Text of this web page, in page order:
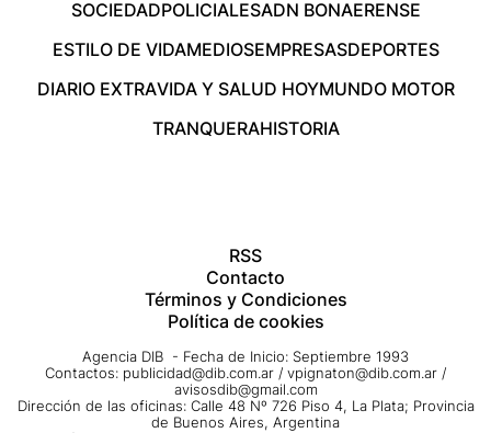
SOCIEDADPOLICIALESADN BONAERENSE
ESTILO DE VIDAMEDIOSEMPRESASDEPORTES
DIARIO EXTRAVIDA Y SALUD HOYMUNDO MOTOR
TRANQUERAHISTORIA
RSS
Contacto
Términos y Condiciones
Política de cookies
Agencia DIB - Fecha de Inicio: Septiembre 1993
Contactos: publicidad@dib.com.ar / vpignaton@dib.com.ar /
avisosdib@gmail.com
Dirección de las oficinas: Calle 48 Nº 726 Piso 4, La Plata; Provincia
de Buenos Aires, Argentina